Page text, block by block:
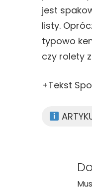
jest
listy.
typowo
czy rolety
+Tekst